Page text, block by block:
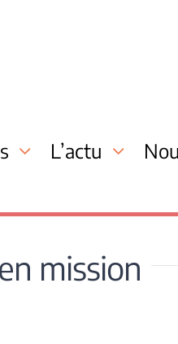
L’actu
mission